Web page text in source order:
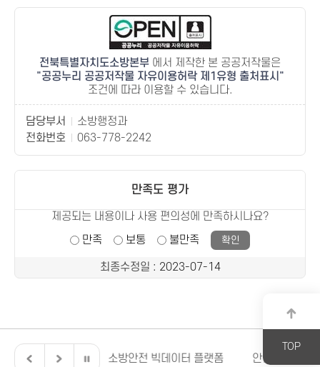
전북특별자치도소방본부 에서 제작한 본 공공저작물은
공공누리 공공저작물 자유이용허락 제1유형 출처표시
조건에 따라 이용할 수 있습니다.
담당부서
소방행정과
전화번호
063-778-2242
만족도 평가
제공되는 내용이나 사용 편의성에 만족하시나요?
만족
보통 불만족
최종수정일 : 2023-07-14
TOP
게 달라집니다. 소방안전 빅데이터 플랫폼 안전신문고